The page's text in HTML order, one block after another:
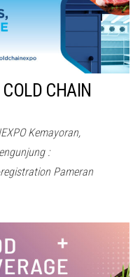
CHAIN
Kemayoran,
:
Pameran